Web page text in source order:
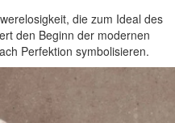
die zum Ideal des
den Beginn der modernen
Perfektion symbolisieren.